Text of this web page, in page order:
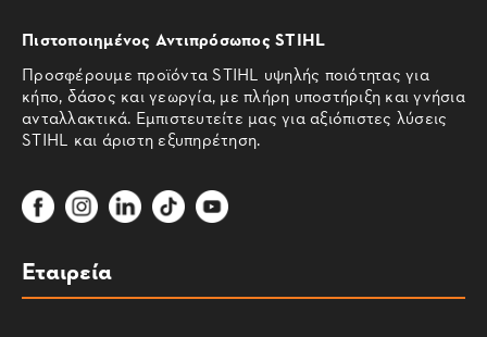
Πιστοποιημένος Αντιπρόσωπος STIHL
Προσφέρουμε προϊόντα STIHL υψηλής ποιότητας για
κήπο, δάσος και γεωργία, με πλήρη υποστήριξη και γνήσια
ανταλλακτικά. Εμπιστευτείτε μας για αξιόπιστες λύσεις
STIHL και άριστη εξυπηρέτηση.
Εταιρεία